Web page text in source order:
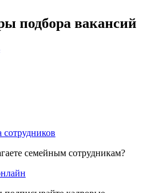
подбора вакансий
семейным сотрудникам?